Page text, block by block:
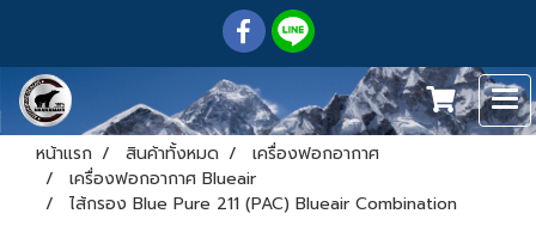
หน้าแรก สินค้าทั้งหมด
เครื่องฟอกอากาศ
เครื่องฟอกอากาศ Blueair
ไส้กรอง Blue Pure 211 (PAC) Blueair Combination